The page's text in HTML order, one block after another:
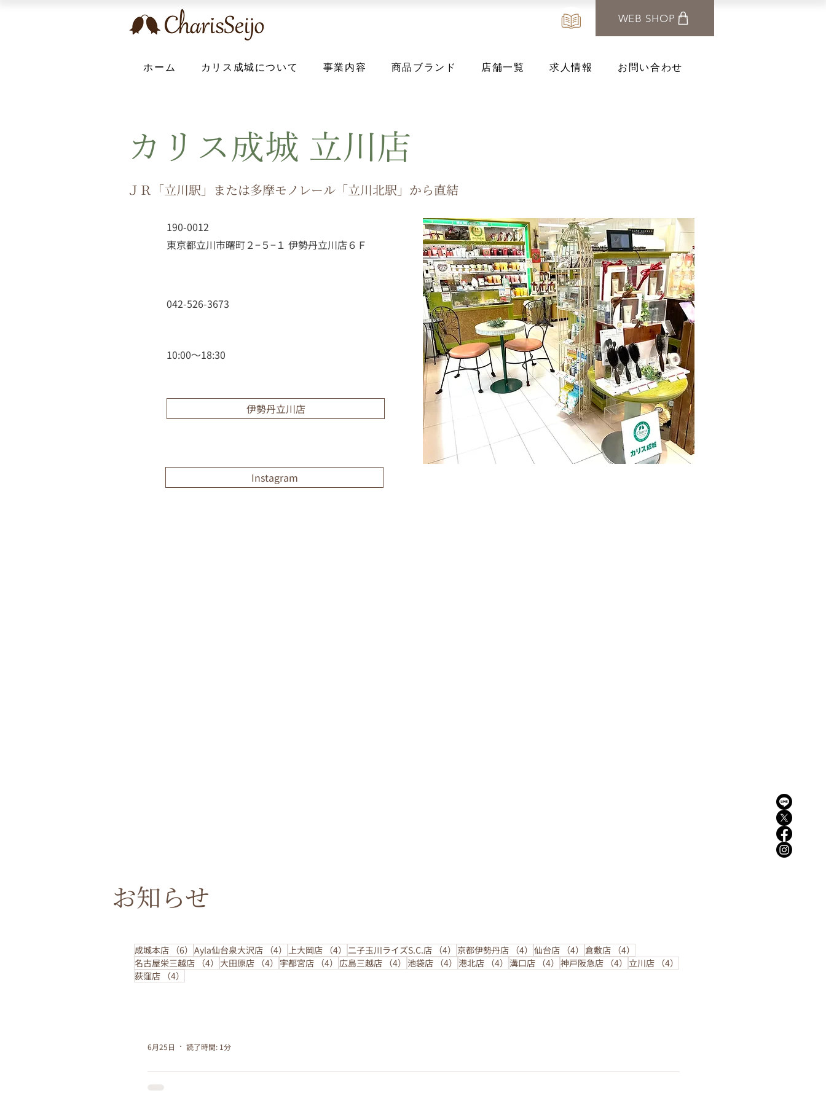
WEB SHOP
ホーム カリス成城について 事業内容 商品ブランド 店舗一覧 求人情報 お問い合わせ
カリス成城 立川店
ＪＲ「立川駅」または多摩モノレール「立川北駅」から直結
190-0012
東京都立川市曙町２−５−１ 伊勢丹立川店６Ｆ
042-526-3673
10:00〜18:30
伊勢丹立川店
Instagram
お知らせ
成城本店 （6） 6件の記事
Ayla仙台泉大沢店 （4） 4件の記事
上大岡店 （4） 4件の記事
二子玉川ライズS.C.店 （4） 4件の記事
京都伊勢丹店 （4） 4件の記事
仙台店 （4） 4件の記事
倉敷店 （4）
名古屋栄三越店 （4） 4件の記事
大田原店 （4） 4件の記事
宇都宮店 （4） 4件の記事
広島三越店 （4） 4件の記事
池袋店 （4） 4件の記事
港北店 （4） 4件の記事
溝口店 （4） 4件の記事
神戸阪急店 （4） 4件の記事
立川店 （4）
荻窪店 （4）
トリートメントサロンから夏の限定コースのお知らせ
6月25日 読了時間: 1分